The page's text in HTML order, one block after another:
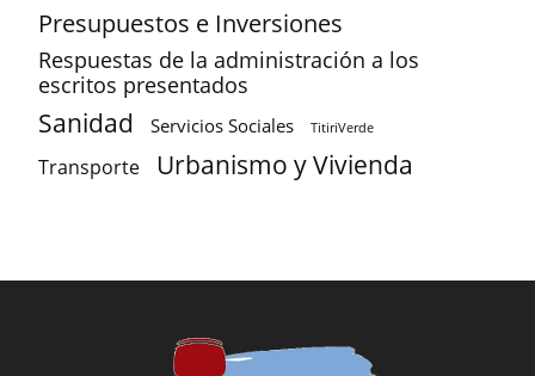
Presupuestos e Inversiones
Respuestas de la administración a los
escritos presentados
Sanidad Servicios Sociales TitiriVerde
Transporte Urbanismo y Vivienda